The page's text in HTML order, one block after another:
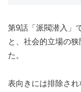
第9話「派閥潜入」
と、社会的立場の
た。
表向きには排除さ